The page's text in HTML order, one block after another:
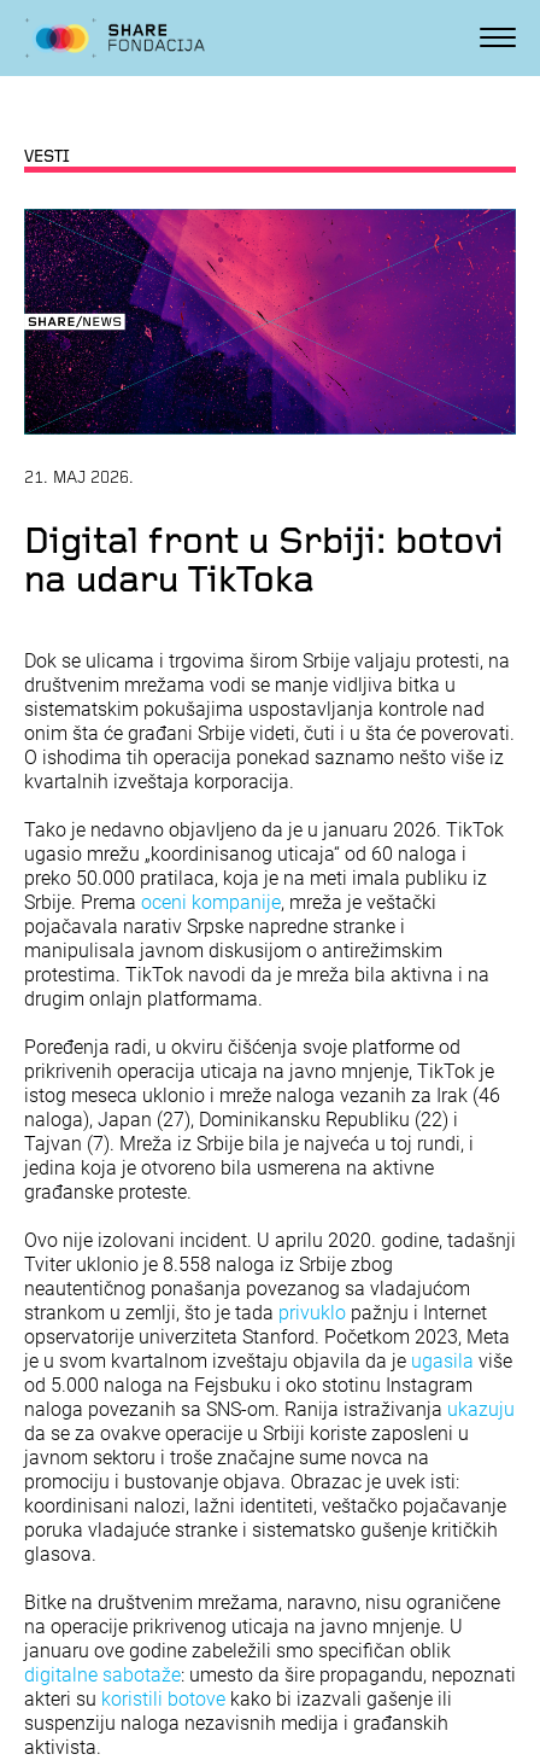
VESTI
21. MAJ 2026.
Digital front u Srbiji: botovi
na udaru TikToka
Dok se ulicama i trgovima širom Srbije valjaju protesti, na
društvenim mrežama vodi se manje vidljiva bitka u
sistematskim pokušajima uspostavljanja kontrole nad
onim šta će građani Srbije videti, čuti i u šta će poverovati.
O ishodima tih operacija ponekad saznamo nešto više iz
kvartalnih izveštaja korporacija.
Tako je nedavno objavljeno da je u januaru 2026. TikTok
ugasio mrežu „koordinisanog uticaja“ od 60 naloga i
preko 50.000 pratilaca, koja je na meti imala publiku iz
Srbije. Prema oceni kompanije, mreža je veštački
pojačavala narativ Srpske napredne stranke i
manipulisala javnom diskusijom o antirežimskim
protestima. TikTok navodi da je mreža bila aktivna i na
drugim onlajn platformama.
Poređenja radi, u okviru čišćenja svoje platforme od
prikrivenih operacija uticaja na javno mnjenje, TikTok je
istog meseca uklonio i mreže naloga vezanih za Irak (46
naloga), Japan (27), Dominikansku Republiku (22) i
Tajvan (7). Mreža iz Srbije bila je najveća u toj rundi, i
jedina koja je otvoreno bila usmerena na aktivne
građanske proteste.
Ovo nije izolovani incident. U aprilu 2020. godine, tadašnji
Tviter uklonio je 8.558 naloga iz Srbije zbog
neautentičnog ponašanja povezanog sa vladajućom
strankom u zemlji, što je tada privuklo pažnju i Internet
opservatorije univerziteta Stanford. Početkom 2023, Meta
je u svom kvartalnom izveštaju objavila da je ugasila više
od 5.000 naloga na Fejsbuku i oko stotinu Instagram
naloga povezanih sa SNS-om. Ranija istraživanja ukazuju
da se za ovakve operacije u Srbiji koriste zaposleni u
javnom sektoru i troše značajne sume novca na
promociju i bustovanje objava. Obrazac je uvek isti:
koordinisani nalozi, lažni identiteti, veštačko pojačavanje
poruka vladajuće stranke i sistematsko gušenje kritičkih
glasova.
Bitke na društvenim mrežama, naravno, nisu ograničene
na operacije prikrivenog uticaja na javno mnjenje. U
januaru ove godine zabeležili smo specifičan oblik
digitalne sabotaže: umesto da šire propagandu, nepoznati
akteri su koristili botove kako bi izazvali gašenje ili
suspenziju naloga nezavisnih medija i građanskih
aktivista.